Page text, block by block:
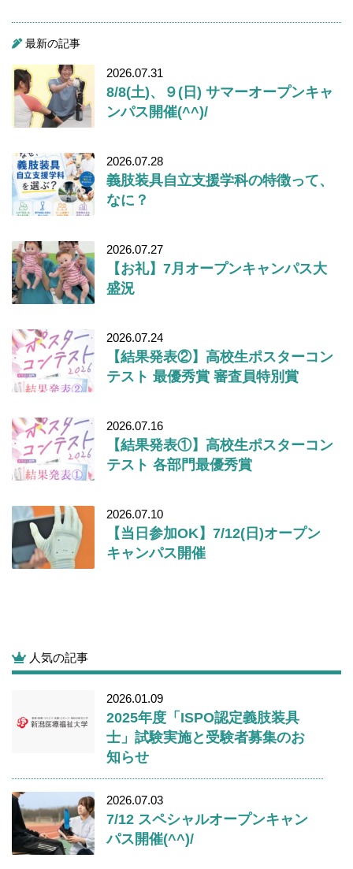
最新の記事
2026.07.31
8/8(土)、９(日) サマーオープンキャ
ンパス開催(^^)/
2026.07.28
義肢装具自立支援学科の特徴って、
なに？
2026.07.27
【お礼】7月オープンキャンパス大
盛況
2026.07.24
【結果発表②】高校生ポスターコン
テスト 最優秀賞 審査員特別賞
2026.07.16
【結果発表①】高校生ポスターコン
テスト 各部門最優秀賞
2026.07.10
【当日参加OK】7/12(日)オープン
キャンパス開催
人気の記事
2026.01.09
2025年度「ISPO認定義肢装具
士」試験実施と受験者募集のお
知らせ
2026.07.03
7/12 スペシャルオープンキャン
パス開催(^^)/